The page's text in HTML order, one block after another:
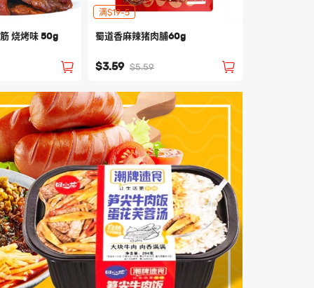
烧烤味 50g
满$19-5
蜀道香麻辣猪肉脯60g
$3.59 $5.59